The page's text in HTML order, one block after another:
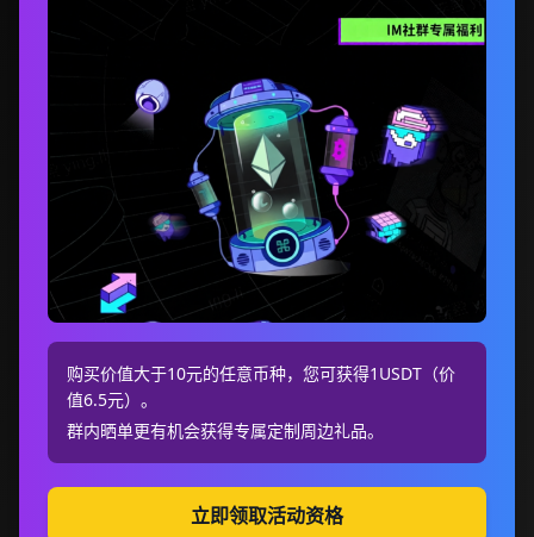
购买价值大于10元的任意币种，您可获得1USDT（价
值6.5元）。
群内晒单更有机会获得专属定制周边礼品。
立即领取活动资格